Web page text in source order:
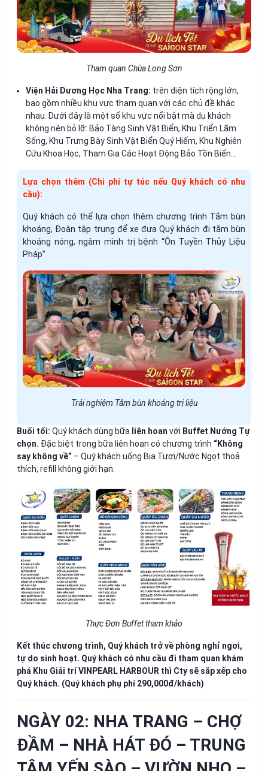
Tham quan Chùa Long Sơn
Viện Hải Dương Học Nha Trang: trên diện tích rộng lớn,
bao gồm nhiều khu vực tham quan với các chủ đề khác
nhau. Dưới đây là một số khu vực nổi bật mà du khách
không nên bỏ lỡ: Bảo Tàng Sinh Vật Biển, Khu Triển Lãm
Sống, Khu Trưng Bày Sinh Vật Biển Quý Hiếm, Khu Nghiên
Cứu Khoa Học, Tham Gia Các Hoạt Động Bảo Tồn Biển…
Lựa chọn thêm (Chi phí tự túc nếu Quý khách có nhu
cầu):
Quý khách có thể lựa chọn thêm chương trình Tắm bùn
khoáng, Đoàn tập trung để xe đưa Quý khách đi tắm bùn
khoáng nóng, ngâm mình trị bệnh “Ôn Tuyền Thủy Liệu
Pháp”
Trải nghiệm Tắm bùn khoáng trị liệu
Buổi tối: Quý khách dùng bữa liên hoan với Buffet Nướng Tự
chọn. Đặc biệt trong bữa liên hoan có chương trình “Không
say không về” – Quý khách uống Bia Tươi/Nước Ngọt thoả
thích, refill không giới hạn.
Thực Đơn Buffet tham khảo
Kết thúc chương trình, Quý khách trở về phòng nghỉ ngơi,
tự do sinh hoạt. Quý khách có nhu cầu đi tham quan khám
phá Khu Giải trí VINPEARL HARBOUR thì Cty sẽ sắp xếp cho
Quý khách. (Quý khách phụ phí290,000đ/khách)
NGÀY 02: NHA TRANG – CHỢ
ĐẦM – NHÀ HÁT ĐÓ – TRUNG